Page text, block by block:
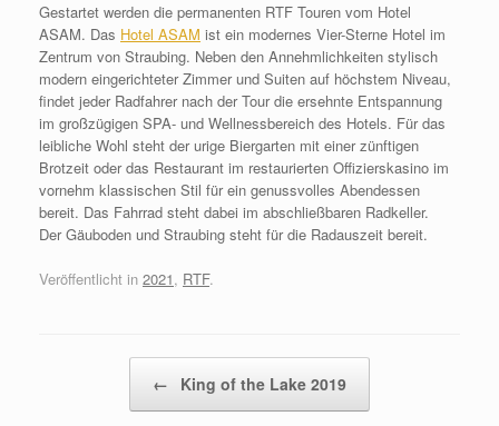
Gestartet werden die permanenten RTF Touren vom Hotel
ASAM. Das Hotel ASAM ist ein modernes Vier-Sterne Hotel im
Zentrum von Straubing. Neben den Annehmlichkeiten stylisch
modern eingerichteter Zimmer und Suiten auf höchstem Niveau,
findet jeder Radfahrer nach der Tour die ersehnte Entspannung
im großzügigen SPA- und Wellnessbereich des Hotels. Für das
leibliche Wohl steht der urige Biergarten mit einer zünftigen
Brotzeit oder das Restaurant im restaurierten Offizierskasino im
vornehm klassischen Stil für ein genussvolles Abendessen
bereit. Das Fahrrad steht dabei im abschließbaren Radkeller.
Der Gäuboden und Straubing steht für die Radauszeit bereit.
Veröffentlicht in 2021, RTF.
← King of the Lake 2019